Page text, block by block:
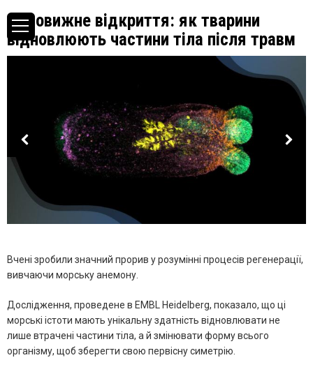
Дивовижне відкриття: як тварини
відновлюють частини тіла після травм
Вчені зробили значний прорив у розумінні процесів регенерації,
вивчаючи морську анемону.
Дослідження, проведене в EMBL Heidelberg, показало, що ці
морські істоти мають унікальну здатність відновлювати не
лише втрачені частини тіла, а й змінювати форму всього
організму, щоб зберегти свою первісну симетрію.